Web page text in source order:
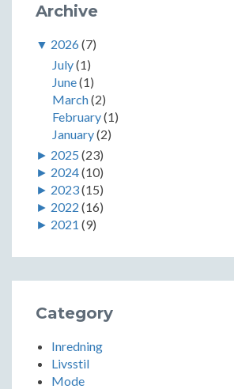
Archive
▼ 2026(7)
July(1)
June(1)
March(2)
February(1)
January(2)
► 2025 (23)
► 2024(10)
► 2023(15)
► 2022 (16)
► 2021 (9)
Category
Inredning
Livsstil
Mode